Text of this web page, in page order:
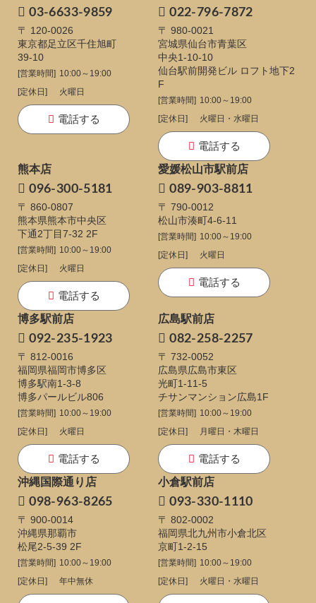
03-6633-9859
〒 120-0026
東京都足立区千住旭町
39-10
[営業時間] 10:00～19:00
[定休日]
火曜日
電話する
022-796-7872
〒 980-0021
宮城県仙台市青葉区
中央1-10-10
仙台駅前開発ビル ロフト地下2
F
[営業時間] 10:00～19:00
[定休日]
火曜日・水曜日
電話する
熊本店
096-300-5181
〒 860-0807
熊本県熊本市中央区
下通2丁目7-32 2F
[営業時間] 10:00～19:00
[定休日]
火曜日
電話する
愛媛松山市駅前店
089-903-8811
〒 790-0012
松山市湊町4-6-11
[営業時間] 10:00～19:00
[定休日]
火曜日
電話する
博多駅前店
092-235-1923
〒 812-0016
福岡県福岡市博多区
博多駅南1-3-8
博多パールビル806
[営業時間] 10:00～19:00
[定休日]
火曜日
電話する
広島駅前店
082-258-2257
〒 732-0052
広島県広島市東区
光町1-11-5
チサンマンション広島1F
[営業時間] 10:00～19:00
[定休日]
月曜日・木曜日
電話する
沖縄国際通り店
098-963-8265
〒 900-0014
沖縄県那覇市
松尾2-5-39 2F
[営業時間] 10:00～19:00
[定休日]
年中無休
小倉駅前店
093-330-1110
〒 802-0002
福岡県北九州市小倉北区
京町1-2-15
[営業時間] 10:00～19:00
[定休日]
火曜日・水曜日